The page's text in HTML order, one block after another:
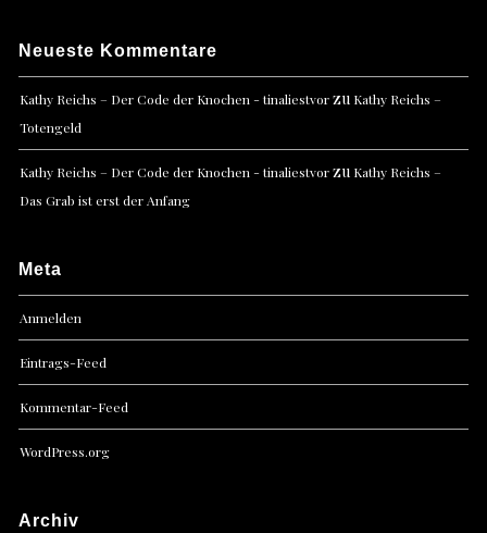
Neueste Kommentare
Kathy Reichs – Der Code der Knochen - tinaliestvorzu Kathy Reichs –
Totengeld
Kathy Reichs – Der Code der Knochen - tinaliestvorzu Kathy Reichs –
Das Grab ist erst der Anfang
Meta
Anmelden
Eintrags-Feed
Kommentar-Feed
WordPress.org
Archiv